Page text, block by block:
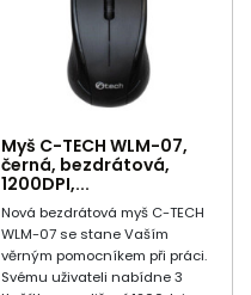
Myš C-TECH WLM-07,
černá, bezdrátová,
1200DPI,...
Nová bezdrátová myš C-TECH
WLM-07 se stane Vaším
věrným pomocníkem při práci.
Svému uživateli nabídne 3